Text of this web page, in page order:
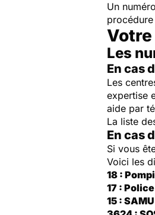
Un
Les
En cas
Les
expertise
aide par
La liste
En cas
Si vous
Voici les
18 :
17 : Police
15 : SAMU